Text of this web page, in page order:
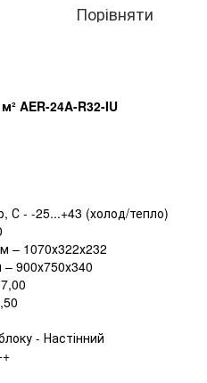
Порівняти
AER-24A-R32-IU
С - -25...+43 (холод/тепло)
– 1070х322х232
– 900х750х340
- Настінний